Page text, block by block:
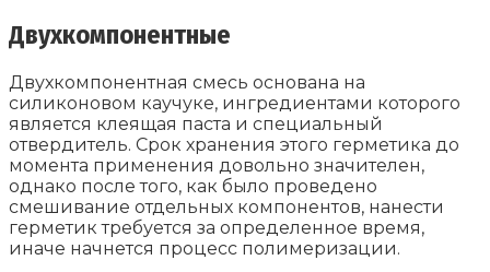
Двухкомпонентные
Двухкомпонентная смесь основана на
силиконовом каучуке, ингредиентами которого
является клеящая паста и специальный
отвердитель. Срок хранения этого герметика до
момента применения довольно значителен,
однако после того, как было проведено
смешивание отдельных компонентов, нанести
герметик требуется за определенное время,
иначе начнется процесс полимеризации.